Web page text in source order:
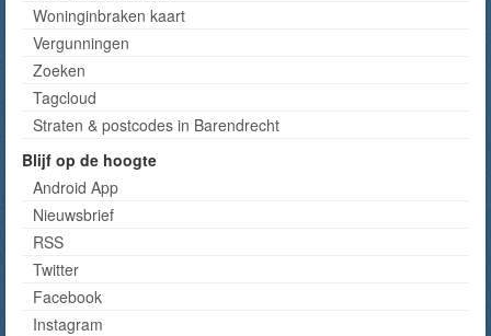
Woninginbraken kaart
Vergunningen
Zoeken
Tagcloud
Straten & postcodes in Barendrecht
Blijf op de hoogte
Android App
Nieuwsbrief
RSS
Twitter
Facebook
Instagram